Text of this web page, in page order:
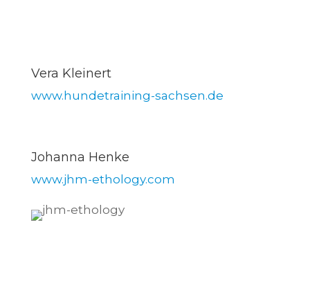
Vera Kleinert
www.hundetraining-sachsen.de
Johanna Henke
www.jhm-ethology.com